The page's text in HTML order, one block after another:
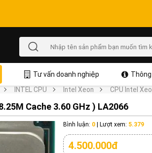
Tư vấn doanh nghiệp
INTEL CPU Intel Xeon CPU Intel
Cache 3.60 GHz ) LA2066
Bình luận: 0| Lượt xem: 5.379
4.500.000đ